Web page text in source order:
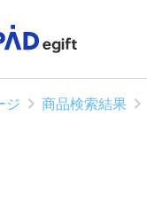
ジ 商品検索結果